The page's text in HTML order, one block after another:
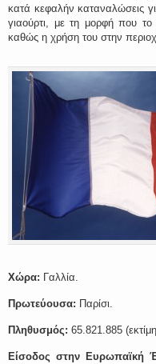
κατά κεφαλήν καταναλώσεις
γιαούρτι, με τη μορφή που το
καθώς η χρήση του στην
Χώρα: Γαλλία.
Πρωτεύουσα: Παρίσι.
Πληθυσμός: 65.821.885
Είσοδος στην Ευρωπαϊκή